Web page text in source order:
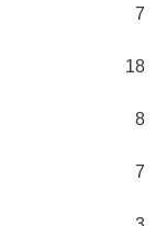
7
18
8
7